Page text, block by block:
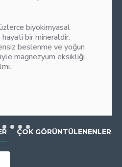
biyokimyasal
bir mineraldir.
beslenme ve yoğun
magnezyum eksikliği
ÇOK GÖRÜNTÜLENENLER